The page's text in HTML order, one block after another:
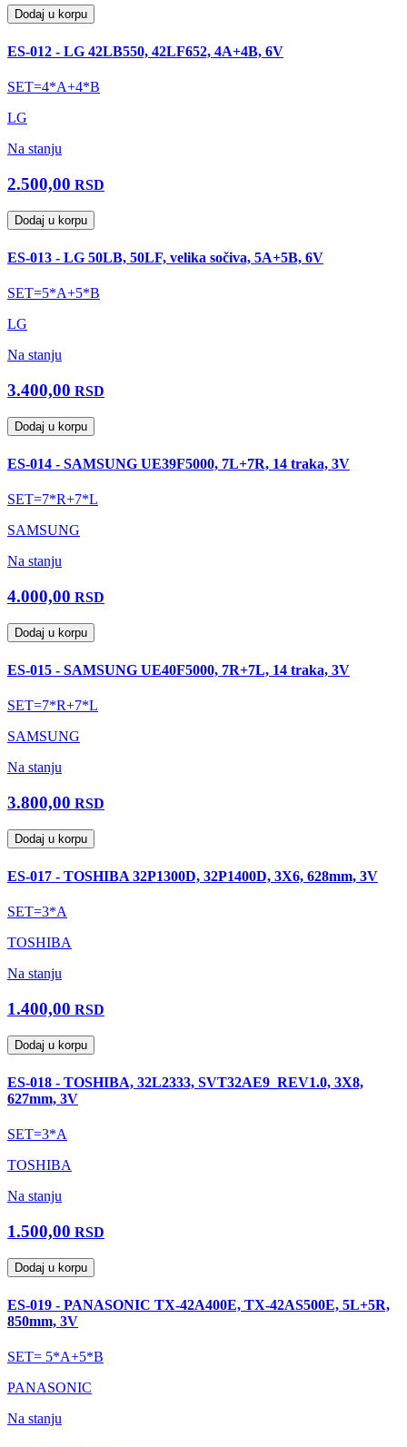
Dodaj u korpu
ES-012 - LG 42LB550, 42LF652, 4A+4B, 6V
SET=4*A+4*B
LG
Na stanju
2.500,00 RSD
Dodaj u korpu
ES-013 - LG 50LB, 50LF, velika sočiva, 5A+5B, 6V
SET=5*A+5*B
LG
Na stanju
3.400,00 RSD
Dodaj u korpu
ES-014 - SAMSUNG UE39F5000, 7L+7R, 14 traka, 3V
SET=7*R+7*L
SAMSUNG
Na stanju
4.000,00 RSD
Dodaj u korpu
ES-015 - SAMSUNG UE40F5000, 7R+7L, 14 traka, 3V
SET=7*R+7*L
SAMSUNG
Na stanju
3.800,00 RSD
Dodaj u korpu
ES-017 - TOSHIBA 32P1300D, 32P1400D, 3X6, 628mm, 3V
SET=3*A
TOSHIBA
Na stanju
1.400,00 RSD
Dodaj u korpu
ES-018 - TOSHIBA, 32L2333, SVT32AE9_REV1.0, 3X8,
627mm, 3V
SET=3*A
TOSHIBA
Na stanju
1.500,00 RSD
Dodaj u korpu
ES-019 - PANASONIC TX-42A400E, TX-42AS500E, 5L+5R,
850mm, 3V
SET= 5*A+5*B
PANASONIC
Na stanju